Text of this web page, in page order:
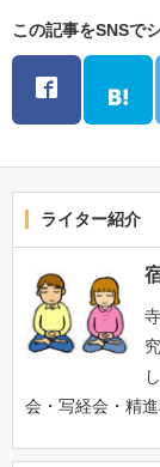
この記事をSNSで
ライター紹介
会・写経会・精